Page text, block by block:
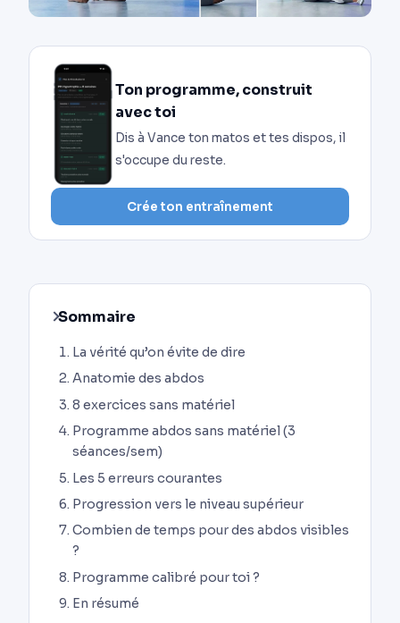
Ton programme, construit
avec toi
Dis à Vance ton matos et tes dispos, il
s'occupe du reste.
Crée ton entraînement
Sommaire
La vérité qu’on évite de dire
Anatomie des abdos
8 exercices sans matériel
Programme abdos sans matériel (3
séances/sem)
Les 5 erreurs courantes
Progression vers le niveau supérieur
Combien de temps pour des abdos visibles
?
Programme calibré pour toi ?
En résumé